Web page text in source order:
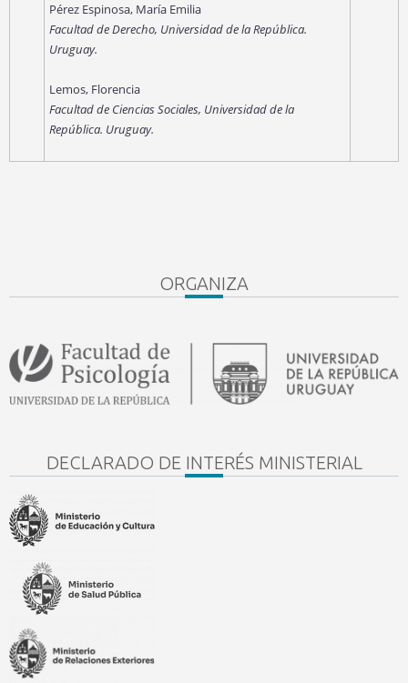
Pérez Espinosa, María Emilia
Facultad de Derecho, Universidad de la República.
Uruguay.
Lemos, Florencia
Facultad de Ciencias Sociales, Universidad de la
República. Uruguay.
ORGANIZA
DECLARADO DE INTERÉS MINISTERIAL